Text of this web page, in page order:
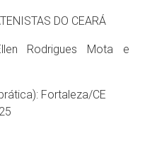
DO CEARÁ
Rodrigues Mota e
Fortaleza/CE